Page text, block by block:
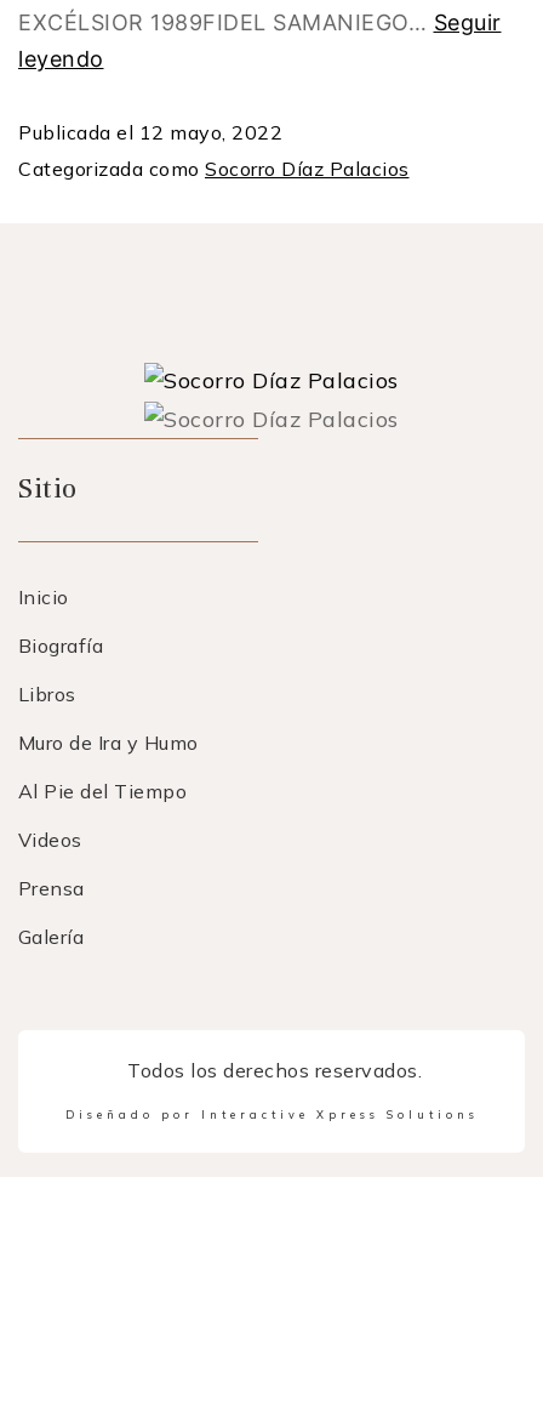
EXCÉLSIOR 1989FIDEL SAMANIEGO… Seguir
leyendo
Publicada el 12 mayo, 2022
Categorizada como Socorro Díaz Palacios
Sitio
Inicio
Biografía
Libros
Muro de Ira y Humo
Al Pie del Tiempo
Videos
Prensa
Galería
Todos los derechos reservados.
Diseñado por Interactive Xpress Solutions